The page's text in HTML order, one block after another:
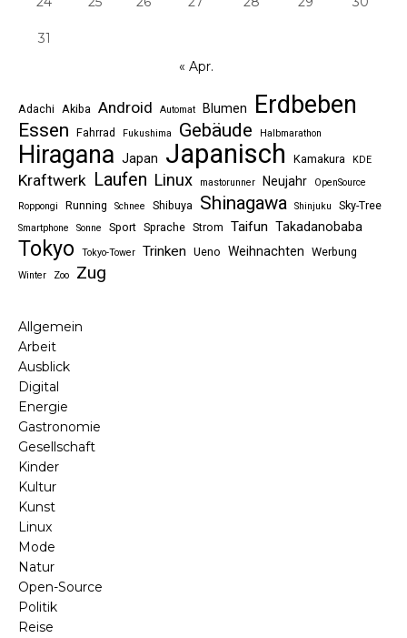
31
« Apr.
Adachi Akiba Android Automat Blumen Erdbeben
Essen Fahrrad Fukushima Gebäude Halbmarathon
Hiragana Japan Japanisch Kamakura KDE
Kraftwerk Laufen Linux mastorunner Neujahr
OpenSource
Roppongi
Running Schnee Shibuya Shinagawa Shinjuku Sky-Tree
Smartphone Sonne Sport Sprache Strom Taifun Takadanobaba
Tokyo Tokyo-Tower Trinken Ueno Weihnachten Werbung
Winter Zoo Zug
Allgemein
Arbeit
Ausblick
Digital
Energie
Gastronomie
Gesellschaft
Kinder
Kultur
Kunst
Linux
Mode
Natur
Open-Source
Politik
Reise